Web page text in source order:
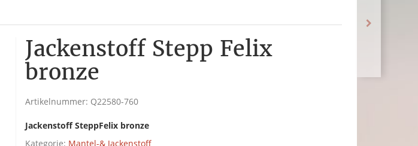
Jackenstoff Stepp Felix
bronze
Artikelnummer: Q22580-760
Jackenstoff SteppFelix bronze
Kategorie: Mantel-& Jackenstoff